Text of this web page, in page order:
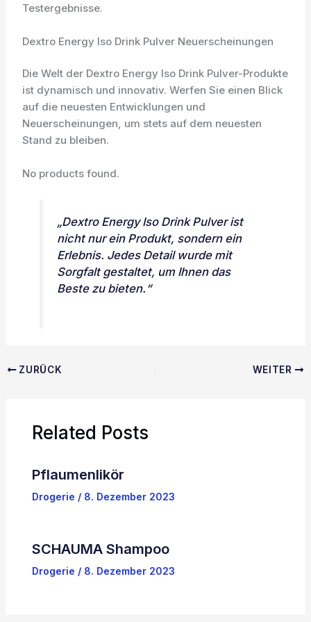
Testergebnisse.
Dextro Energy Iso Drink Pulver Neuerscheinungen
Die Welt der Dextro Energy Iso Drink Pulver-Produkte
ist dynamisch und innovativ. Werfen Sie einen Blick
auf die neuesten Entwicklungen und
Neuerscheinungen, um stets auf dem neuesten
Stand zu bleiben.
No products found.
„Dextro Energy Iso Drink Pulver ist
nicht nur ein Produkt, sondern ein
Erlebnis. Jedes Detail wurde mit
Sorgfalt gestaltet, um Ihnen das
Beste zu bieten.“
ZURÜCK WEITER
Related Posts
Pflaumenlikör
Drogerie / 8. Dezember 2023
SCHAUMA Shampoo
Drogerie / 8. Dezember 2023